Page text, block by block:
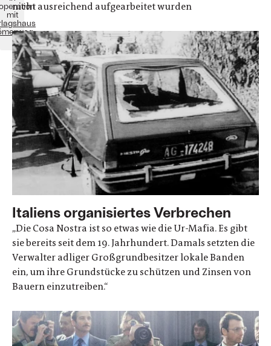
mit
nicht ausreichend aufgearbeitet wurden
Italiens organisiertes Verbrechen
„Die Cosa Nostra ist so etwas wie die Ur-Mafia. Es gibt
sie bereits seit dem 19. Jahrhundert. Damals setzten die
Verwalter adliger Großgrundbesitzer lokale Banden
ein, um ihre Grundstücke zu schützen und Zinsen von
Bauern einzutreiben.“